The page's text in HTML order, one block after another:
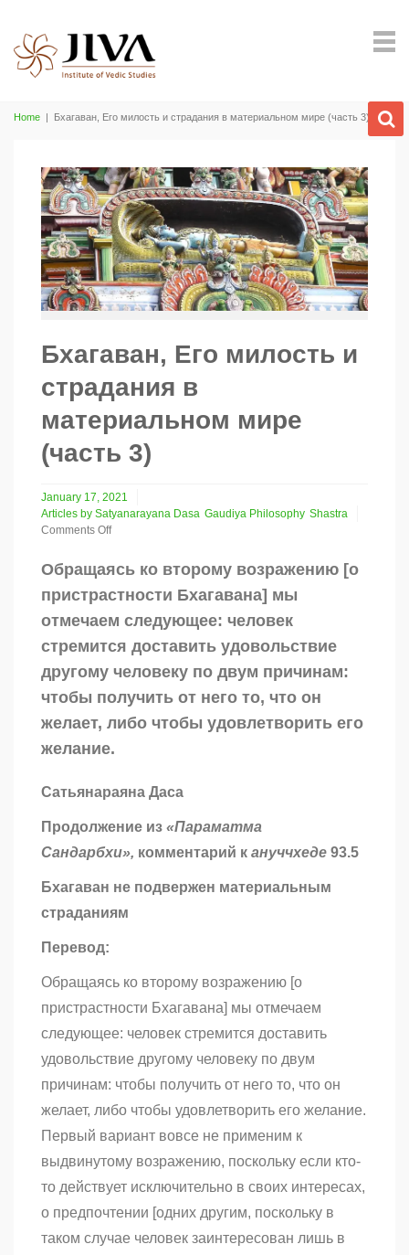
Home | Бхагаван, Его милость и страдания в материальном мире (часть 3)
Бхагаван, Его милость и
страдания в
материальном мире
(часть 3)
January 17, 2021
Articles by Satyanarayana Dasa Gaudiya Philosophy Shastra
Comments Off
Бхагаван,
Его
милость
страдания
в
мире
(часть
Обращаясь ко второму возражению [о
пристрастности Бхагавана] мы
отмечаем следующее: человек
стремится доставить удовольствие
другому человеку по двум причинам:
чтобы получить от него то, что он
желает, либо чтобы удовлетворить его
желание.
Сатьянараяна Даса
Продолжение из «Параматма
Сандарбхи», комментарий к ануччхеде 93.5
Бхагаван не подвержен материальным
страданиям
Перевод:
Обращаясь ко второму возражению [о
пристрастности Бхагавана] мы отмечаем
следующее: человек стремится доставить
удовольствие другому человеку по двум
причинам: чтобы получить от него то, что он
желает, либо чтобы удовлетворить его желание.
Первый вариант вовсе не применим к
выдвинутому возражению, поскольку если кто-
то действует исключительно в своих интересах,
о предпочтении [одних другим, поскольку в
таком случае человек заинтересован лишь в